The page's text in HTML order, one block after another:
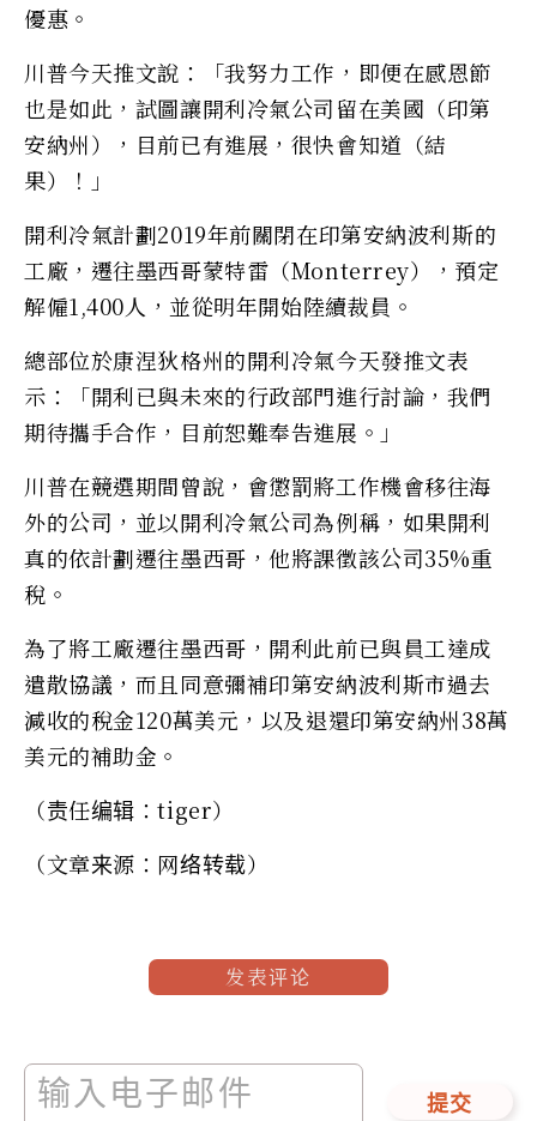
優惠。
川普今天推文說：「我努力工作，即便在感恩節
也是如此，試圖讓開利冷氣公司留在美國（印第
安納州），目前已有進展，很快會知道（結
果）！」
開利冷氣計劃2019年前關閉在印第安納波利斯的
工廠，遷往墨西哥蒙特雷（Monterrey），預定
解僱1,400人，並從明年開始陸續裁員。
總部位於康涅狄格州的開利冷氣今天發推文表
示：「開利已與未來的行政部門進行討論，我們
期待攜手合作，目前恕難奉告進展。」
川普在競選期間曾說，會懲罰將工作機會移往海
外的公司，並以開利冷氣公司為例稱，如果開利
真的依計劃遷往墨西哥，他將課徵該公司35%重
稅。
為了將工廠遷往墨西哥，開利此前已與員工達成
遣散協議，而且同意彌補印第安納波利斯市過去
減收的稅金120萬美元，以及退還印第安納州38萬
美元的補助金。
（责任编辑：tiger）
（文章来源：网络转载）
发表评论
提交